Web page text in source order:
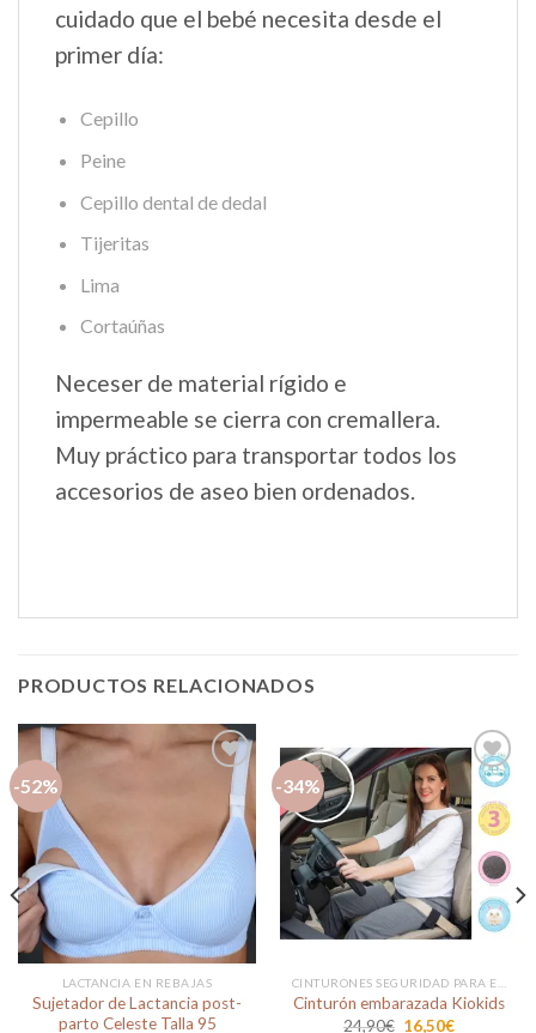
cuidado que el bebé necesita desde el
primer día:
Cepillo
Peine
Cepillo dental de dedal
Tijeritas
Lima
Cortaúñas
Neceser de material rígido e
impermeable se cierra con cremallera.
Muy práctico para transportar todos los
accesorios de aseo bien ordenados.
PRODUCTOS RELACIONADOS
-52%
Añadir
a la
lista de
deseos
LACTANCIA EN REBAJAS
Sujetador de Lactancia post-
parto Celeste Talla 95
-34%
Añadir
lista de
deseos
Cinturón embarazada Kiokids
24,90€ El
16,50€El